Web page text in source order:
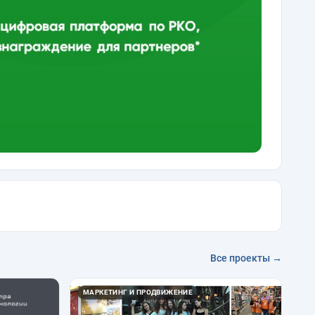
Все проекты →
МАРКЕТИНГ И ПРОДВИЖЕНИЕ